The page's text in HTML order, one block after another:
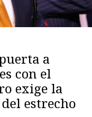
a
con el
exige la
estrecho